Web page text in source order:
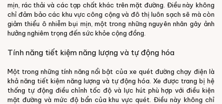
mịn, rác thải và các tạp chất khác trên mặt đường. Điều này không
chỉ đảm bảo các khu vực công cộng và đô thị luôn sạch sẽ mà còn
giảm thiểu ô nhiễm bụi mịn, một trong những nguyên nhân gây ảnh
hưởng nghiêm trọng đến sức khỏe cộng đồng.
Tính năng tiết kiệm năng lượng và tự động hóa
Một trong những tính năng nổi bật của xe quét đường chạy điện là
khả năng tiết kiệm năng lượng và tự động hóa. Xe được trang bị hệ
thống tự động điều chỉnh tốc độ và lực hút phù hợp với điều kiện
mặt đường và mức độ bẩn của khu vực quét. Điều này không chỉ